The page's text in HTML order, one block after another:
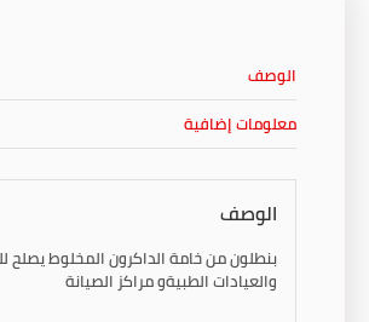
الوصف
معلومات إضافية
الوصف
بنطلون من خامة الداكرون المخلوط يصلح
والعيادات الطبيةو مراكز الصيانة